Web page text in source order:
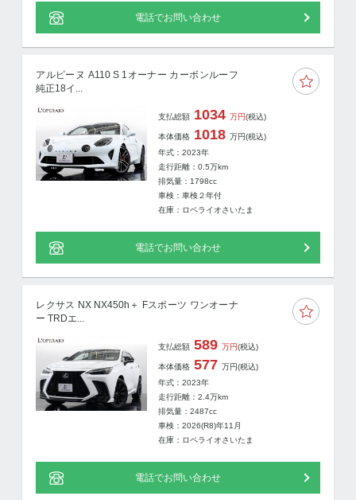
電話でお問い合わせ
アルピーヌ A110 S 1オーナー カーボンルーフ
純正18イ...
支払総額 1034 万円(税込)
本体価格 1018 万円(税込)
年式：2023年
走行距離：0.5万km
排気量：1798cc
車検：車検２年付
在庫：ロペライオさいたま
電話でお問い合わせ
レクサス NX NX450h＋ Fスポーツ ワンオーナ
ー TRDエ...
支払総額 589 万円(税込)
本体価格 577 万円(税込)
年式：2023年
走行距離：2.4万km
排気量：2487cc
車検：2026(R8)年11月
在庫：ロペライオさいたま
電話でお問い合わせ